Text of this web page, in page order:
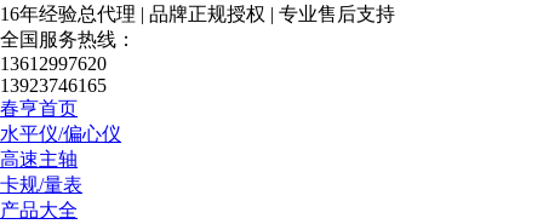
16年经验总代理 | 品牌正规授权 | 专业售后支持
全国服务热线：
13612997620
13923746165
春亨首页
水平仪/偏心仪
高速主轴
卡规/量表
产品大全